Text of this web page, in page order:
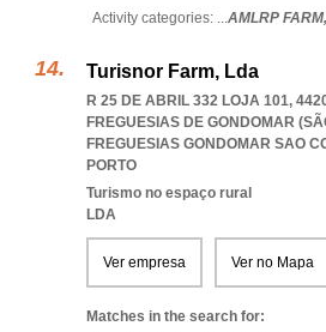
Activity categories: ...AMLRP FARM,
Turisnor Farm, Lda
R 25 DE ABRIL 332 LOJA 101,
FREGUESIAS DE GONDOMAR
FREGUESIAS GONDOMAR SAO
PORTO
Turismo no espaço rural
LDA
Ver empresa Ver no Mapa
Matches in the search for: